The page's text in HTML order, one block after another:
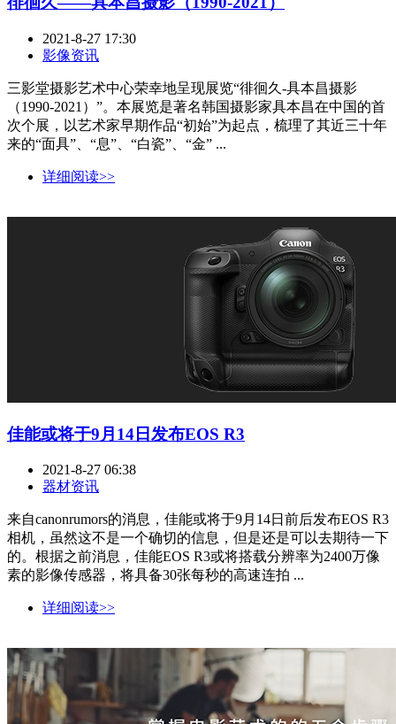
2021-8-27 17:30
影像资讯
三影堂摄影艺术中心荣幸地呈现展览“徘徊久-具本昌摄影
（1990-2021）”。本展览是著名韩国摄影家具本昌在中国的首
次个展，以艺术家早期作品“初始”为起点，梳理了其近三十年
来的“面具”、“息”、“白瓷”、“金” ...
详细阅读>>
佳能或将于9月14日发布EOS R3
2021-8-27 06:38
器材资讯
来自canonrumors的消息，佳能或将于9月14日前后发布EOS R3
相机，虽然这不是一个确切的信息，但是还是可以去期待一下
的。根据之前消息，佳能EOS R3或将搭载分辨率为2400万像
素的影像传感器，将具备30张每秒的高速连拍 ...
详细阅读>>